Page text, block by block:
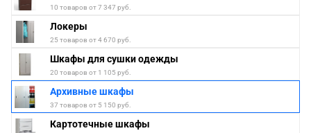
10 товаров от 7 347 руб.
Локеры
25 товаров от 4 670 руб.
Шкафы для сушки одежды
20 товаров от 1 105 руб.
Архивные шкафы
37 товаров от 5 150 руб.
Картотечные шкафы